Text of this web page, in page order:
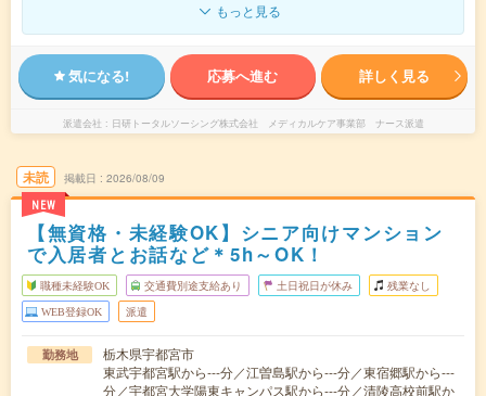
もっと見る
気になる! 応募へ進む 詳しく見る
派遣会社 日研トータルソーシング株式会社 メディカルケア事業部 ナース派遣
未読
NEW
掲載日 2026/08/09
【無資格・未経験OK】シニア向けマンション
で入居者とお話など＊5h～OK！
職種未経験OK 交通費別途支給あり 土日祝日が休み 残業なし
WEB登録OK 派遣
勤務地
栃木県宇都宮市
東武宇都宮駅から---分／江曽島駅から---分／東宿郷駅から---
分／宇都宮大学陽東キャンパス駅から---分／清陵高校前駅か